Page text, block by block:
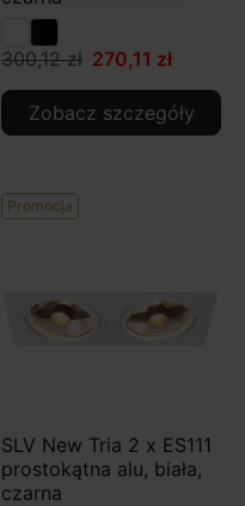
300,12 zł 270,11 zł
Zobacz szczegóły
Promocja
SLV New Tria 2 x ES111
prostokątna alu, biała,
czarna